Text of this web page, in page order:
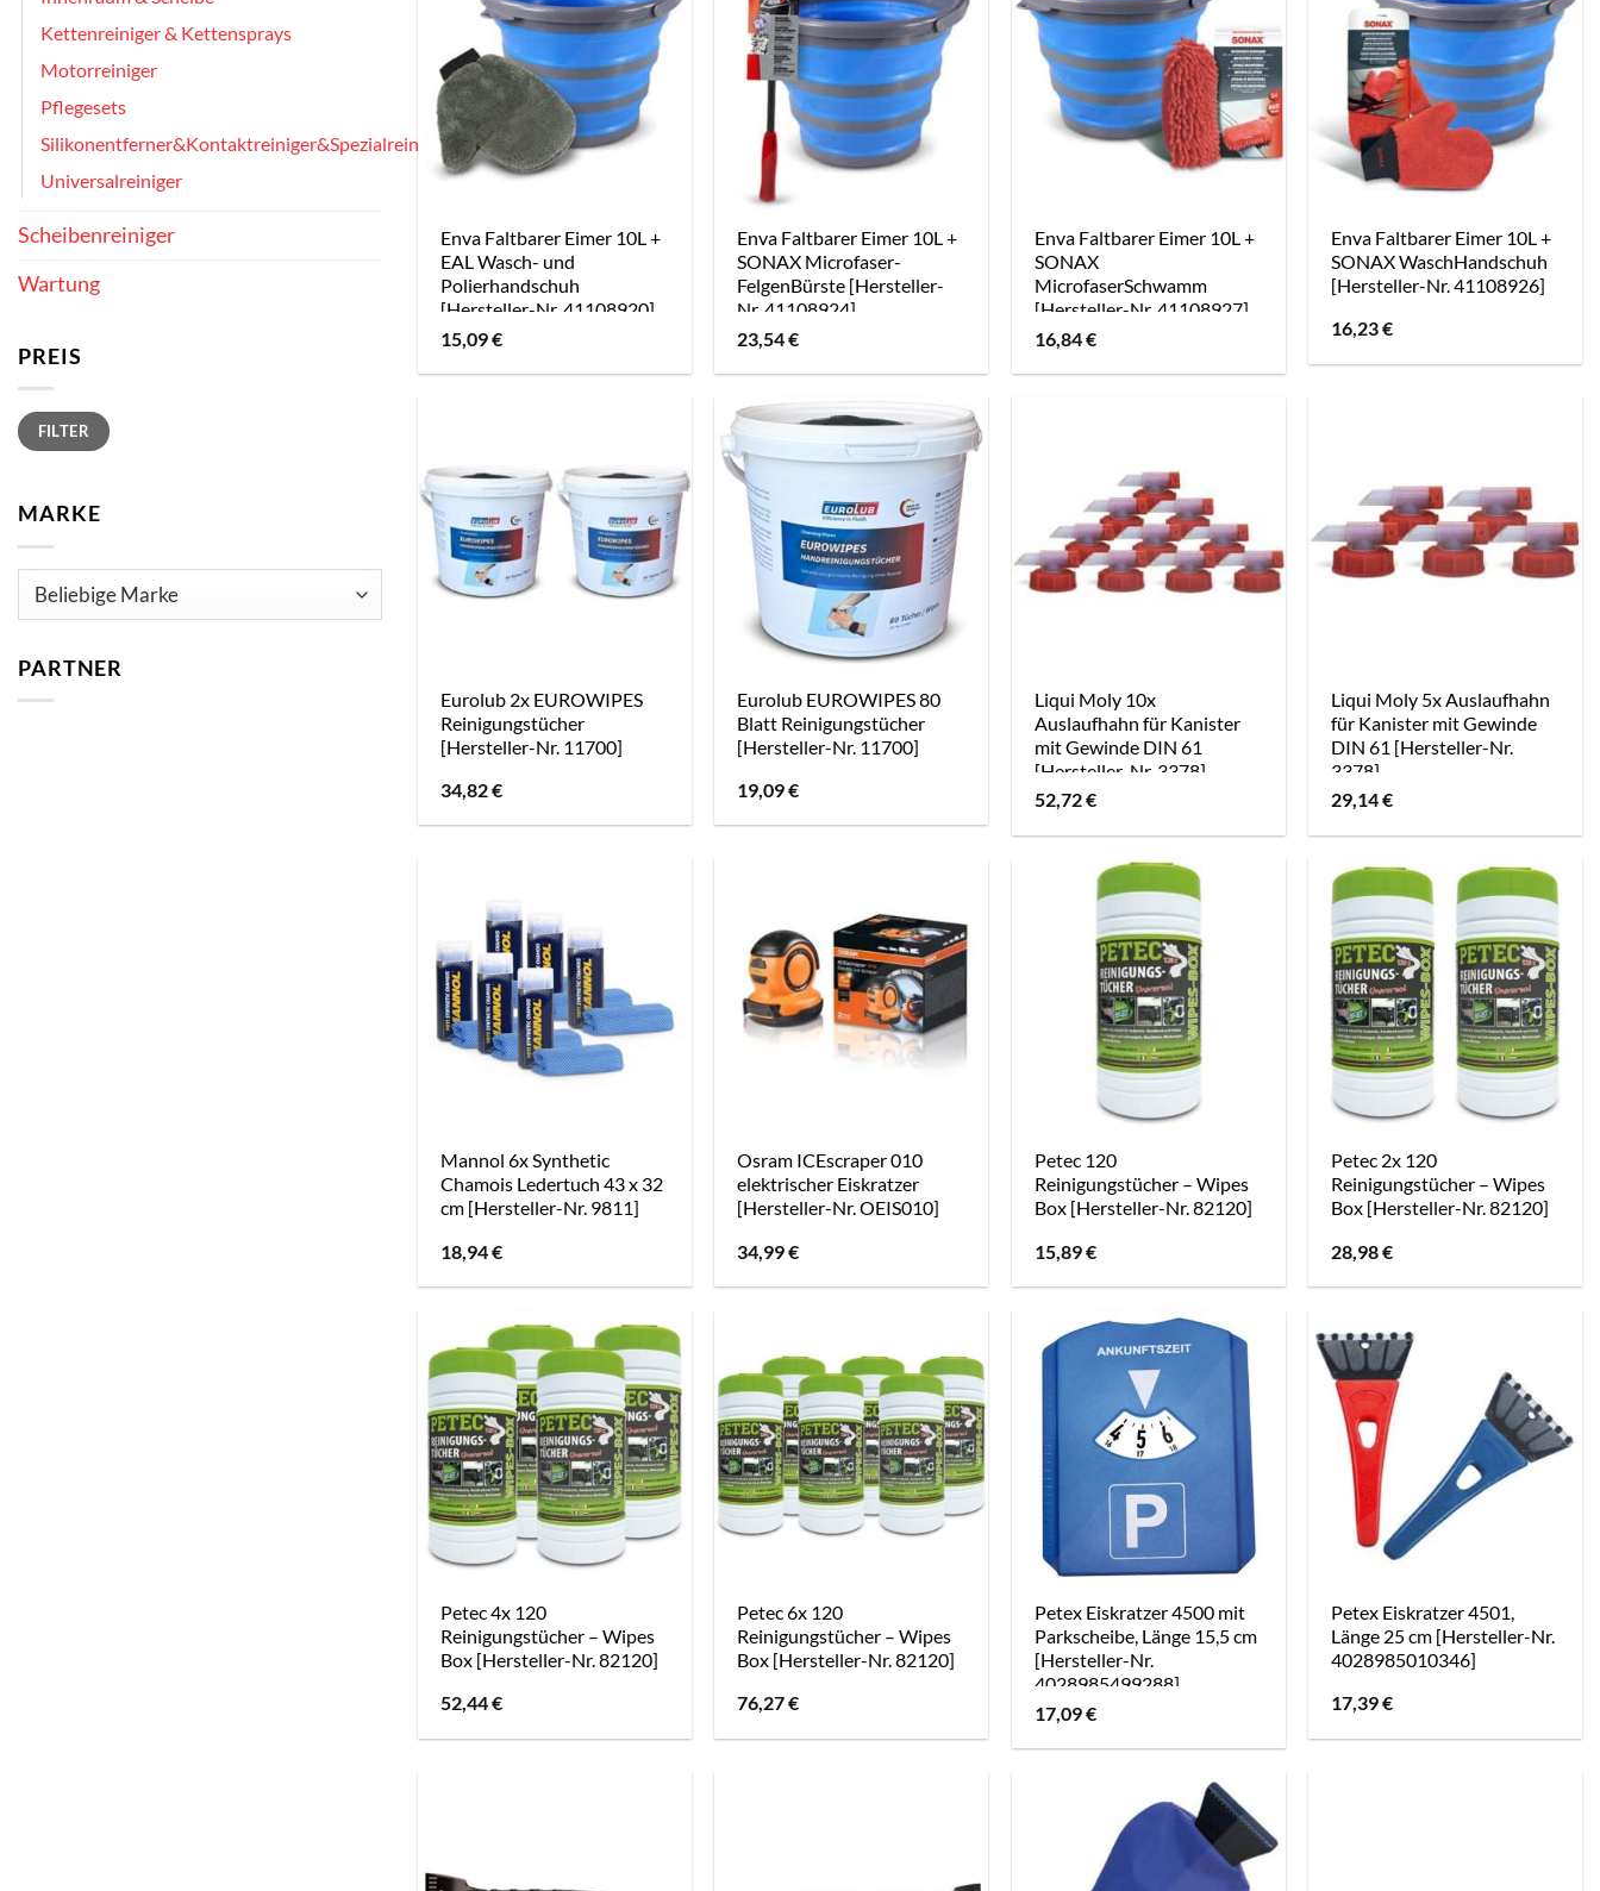
Kettenreiniger & Kettensprays
Motorreiniger
Pflegesets
Silikonentferner&Kontaktreiniger&Spezialreiniger
Universalreiniger
Scheibenreiniger
Wartung
PREIS
Min.
Preis
Max.
PreisFILTER
MARKE
PARTNER
Enva Faltbarer Eimer 10L +
EAL Wasch- und
Polierhandschuh
[Hersteller-Nr. 41108920]
15,09€
Enva Faltbarer Eimer 10L +
SONAX Microfaser-
FelgenBürste [Hersteller-
Nr. 41108924]
23,54€
Enva Faltbarer Eimer 10L +
SONAX
MicrofaserSchwamm
[Hersteller-Nr. 41108927]
16,84€
Enva Faltbarer Eimer 10L +
SONAX WaschHandschuh
[Hersteller-Nr. 41108926]
16,23€
Eurolub 2x EUROWIPES
Reinigungstücher
[Hersteller-Nr. 11700]
34,82€
Eurolub EUROWIPES 80
Blatt Reinigungstücher
[Hersteller-Nr. 11700]
19,09€
Liqui Moly 10x
Auslaufhahn für Kanister
mit Gewinde DIN 61
[Hersteller-Nr. 3378]
52,72€
Liqui Moly 5x Auslaufhahn
für Kanister mit Gewinde
DIN 61 [Hersteller-Nr.
3378]
29,14€
Mannol 6x Synthetic
Chamois Ledertuch 43 x 32
cm [Hersteller-Nr. 9811]
18,94€
Osram ICEscraper 010
elektrischer Eiskratzer
[Hersteller-Nr. OEIS010]
34,99€
Petec 120
Reinigungstücher – Wipes
Box [Hersteller-Nr. 82120]
15,89€
Petec 2x 120
Reinigungstücher – Wipes
Box [Hersteller-Nr. 82120]
28,98€
Petec 4x 120
Reinigungstücher – Wipes
Box [Hersteller-Nr. 82120]
52,44€
Petec 6x 120
Reinigungstücher – Wipes
Box [Hersteller-Nr. 82120]
76,27€
Petex Eiskratzer 4500 mit
Parkscheibe, Länge 15,5 cm
[Hersteller-Nr.
4028985499288]
17,09€
Petex Eiskratzer 4501,
Länge 25 cm [Hersteller-Nr.
4028985010346]
17,39€